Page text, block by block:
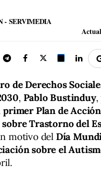
- SERVIMEDIA
de Derechos
, Pablo Bustinduy,
primer Plan de
sobre Trastorno del
motivo del Día
sobre el